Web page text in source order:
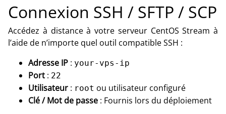
Connexion SSH / SFTP / SCP
Accédez à distance à votre serveur CentOS Stream à
l’aide de n’importe quel outil compatible SSH :
Adresse IP : your-vps-ip
Port : 22
Utilisateur : root ou utilisateur configuré
Clé / Mot de passe : Fournis lors du déploiement